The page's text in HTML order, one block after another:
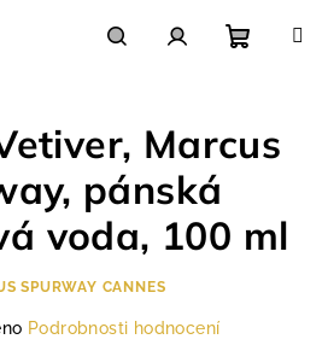
košík
Marcus
pánská
voda, 100 ml
SPURWAY CANNES
Podrobnosti hodnocení